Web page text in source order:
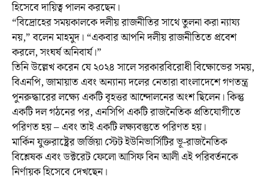
হিসেবে দায়িত্ব পালন করছেন।
“বিদ্রোহের সময়কালকে দলীয় রাজনীতির সাথে তুলনা করা ন্যায্য
নয়,” বলেন মাহমুদ। “একবার আপনি দলীয় রাজনীতিতে প্রবেশ
করলে, সংঘর্ষ অনিবার্য।”
তিনি উল্লেখ করেন যে ২০২৪ সালে সরকারবিরোধী বিক্ষোভের সময়,
বিএনপি, জামায়াত এবং অন্যান্য দলের নেতারা বাংলাদেশে গণতন্ত্র
পুনরুদ্ধারের লক্ষ্যে একটি বৃহত্তর আন্দোলনের অংশ ছিলেন। কিন্তু
একটি দল গঠনের পর, এনসিপি একটি রাজনৈতিক প্রতিযোগীতে
পরিণত হয় – এবং তাই একটি লক্ষ্যবস্তুতে পরিণত হয়।
মার্কিন যুক্তরাষ্ট্রের জর্জিয়া স্টেট ইউনিভার্সিটির ভূ-রাজনৈতিক
বিশ্লেষক এবং ডক্টরেট ফেলো আসিফ বিন আলী এই পরিবর্তনকে
নির্ণায়ক হিসেবে দেখছেন।